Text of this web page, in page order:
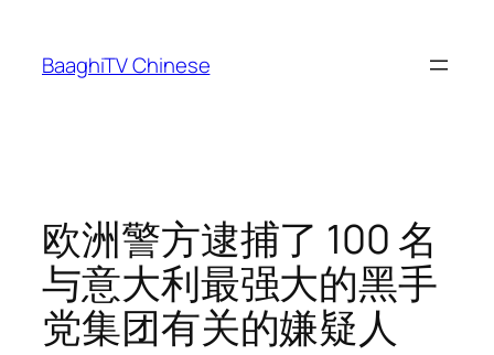
content
BaaghiTV Chinese
欧洲警方逮捕了 100 名
与意大利最强大的黑手
党集团有关的嫌疑人